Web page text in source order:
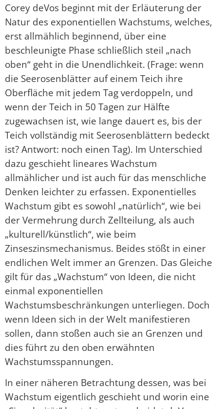
Corey deVos beginnt mit der Erläuterung der
Natur des exponentiellen Wachstums, welches,
erst allmählich beginnend, über eine
beschleunigte Phase schließlich steil „nach
oben“ geht in die Unendlichkeit. (Frage: wenn
die Seerosenblätter auf einem Teich ihre
Oberfläche mit jedem Tag verdoppeln, und
wenn der Teich in 50 Tagen zur Hälfte
zugewachsen ist, wie lange dauert es, bis der
Teich vollständig mit Seerosenblättern bedeckt
ist? Antwort: noch einen Tag). Im Unterschied
dazu geschieht lineares Wachstum
allmählicher und ist auch für das menschliche
Denken leichter zu erfassen. Exponentielles
Wachstum gibt es sowohl „natürlich“, wie bei
der Vermehrung durch Zellteilung, als auch
„kulturell/künstlich“, wie beim
Zinseszinsmechanismus. Beides stößt in einer
endlichen Welt immer an Grenzen. Das Gleiche
gilt für das „Wachstum“ von Ideen, die nicht
einmal exponentiellen
Wachstumsbeschränkungen unterliegen. Doch
wenn Ideen sich in der Welt manifestieren
sollen, dann stoßen auch sie an Grenzen und
dies führt zu den oben erwähnten
Wachstumsspannungen.
In einer näheren Betrachtung dessen, was bei
Wachstum eigentlich geschieht und worin eine